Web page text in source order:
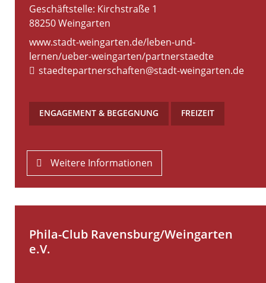
Geschäftstelle: Kirchstraße 1
88250Weingarten
www.stadt-weingarten.de/leben-und-
lernen/ueber-weingarten/partnerstaedte
staedtepartnerschaften@stadt-weingarten.de
ENGAGEMENT & BEGEGNUNG FREIZEIT
Weitere Informationen
Phila-Club Ravensburg/Weingarten
e.V.